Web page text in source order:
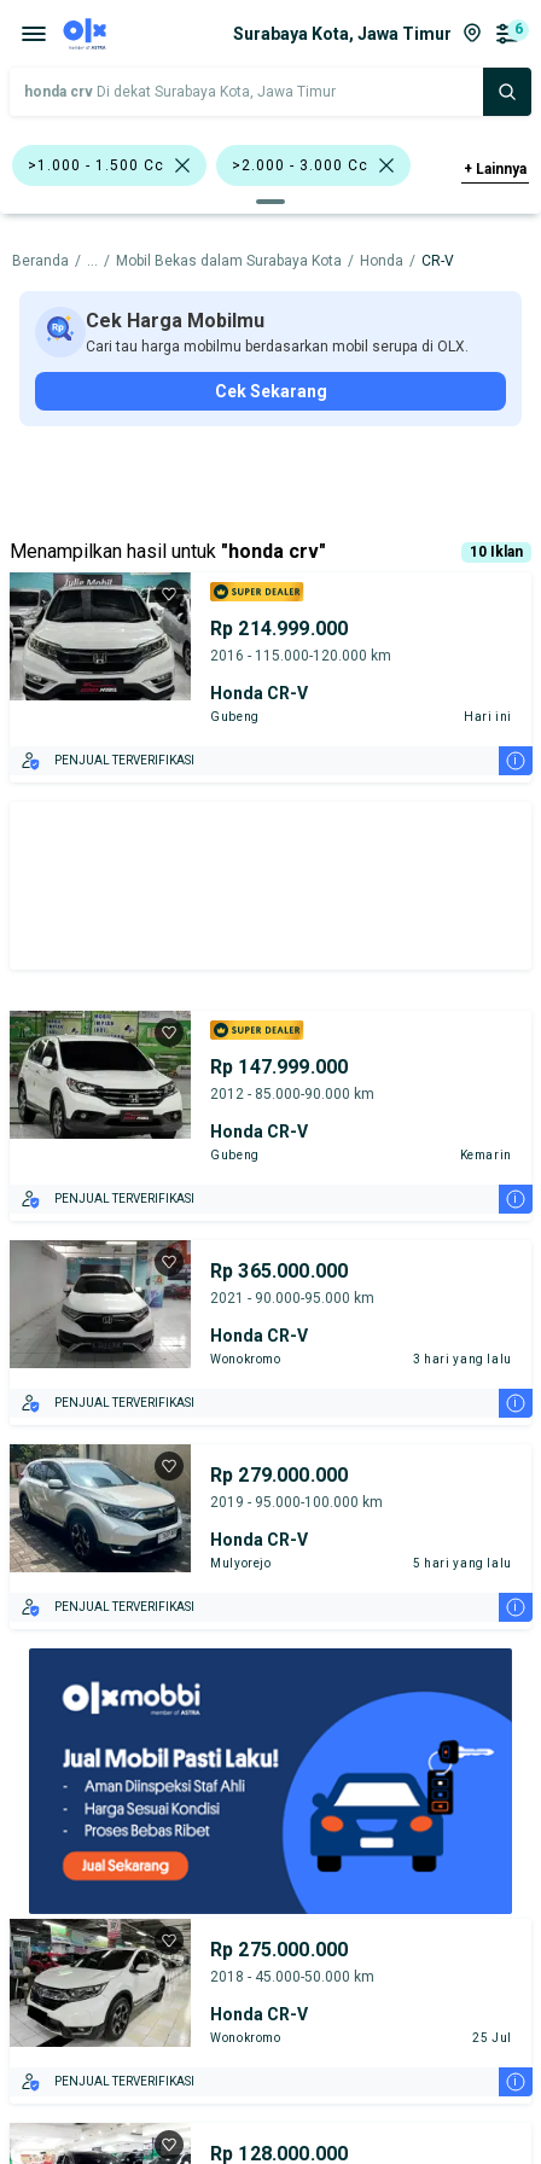
Surabaya Kota, Jawa Timur 6
honda crv Di dekat Surabaya Kota, Jawa Timur
>1.000 - 1.500 Cc >2.000 - 3.000 Cc
Bursa Mobil DTC Coklat Putih
SUV Hatchback Honda CR-V
Honda
+ Lainnya
Beranda / ... / Mobil Bekas dalam Surabaya Kota / Honda / CR-V
Cek Harga Mobilmu
Cari tau harga mobilmu berdasarkan mobil serupa di OLX.
Cek Sekarang
Menampilkan hasil untuk "honda crv" 10 Iklan
Rp 214.999.000
2016 - 115.000-120.000 km
Honda CR-V
Gubeng Hari ini
PENJUAL TERVERIFIKASI i
Rp 147.999.000
2012 - 85.000-90.000 km
Honda CR-V
Gubeng Kemarin
PENJUAL TERVERIFIKASI i
Rp 365.000.000
2021 - 90.000-95.000 km
Honda CR-V
Wonokromo 3 hari yang lalu
PENJUAL TERVERIFIKASI i
Rp 279.000.000
2019 - 95.000-100.000 km
Honda CR-V
Mulyorejo 5 hari yang lalu
PENJUAL TERVERIFIKASI i
Rp 275.000.000
2018 - 45.000-50.000 km
Honda CR-V
Wonokromo 25 Jul
PENJUAL TERVERIFIKASI i
Rp 128.000.000